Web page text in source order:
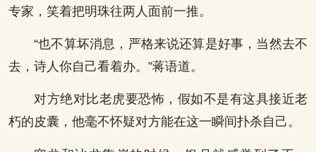
专家，笑着把明珠往两人面前一推。
“也不算坏消息，严格来说还算是好事，当然去不
去，诗人你自己看着办。”蒋语道。
对方绝对比老虎要恐怖，假如不是有这具接近老
朽的皮囊，他毫不怀疑对方能在这一瞬间扑杀自己。